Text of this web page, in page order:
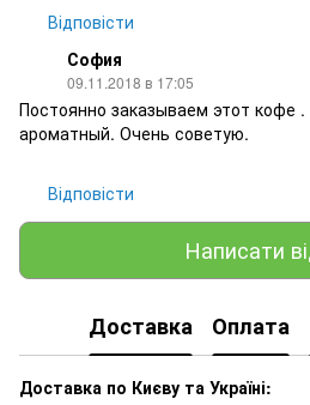
Відповісти
София
09.11.2018 в 17:05
Постоянно заказываем этот кофе
ароматный. Очень советую.
Відповісти
Написати
Доставка Оплата
Доставка по Києву та Україні: